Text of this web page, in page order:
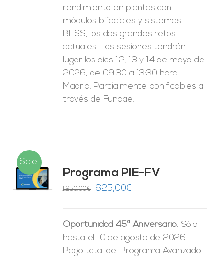
rendimiento en plantas con
módulos bifaciales y sistemas
BESS, los dos grandes retos
actuales. Las sesiones tendrán
lugar los días 12, 13 y 14 de mayo de
2026, de 09:30 a 13:30 hora
Madrid. Parcialmente bonificables a
través de Fundae.
Sale!
Programa PIE-FV
1.250,00€
El
era:
1.250,00€.
625,00€
es:
625,00€.
Oportunidad 45º Aniversario. Sólo
hasta el 10 de agosto de 2026.
Pago total del Programa Avanzado